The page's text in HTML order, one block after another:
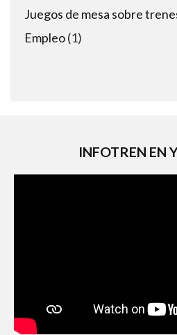
Juegos de mesa sobre
Empleo 11
INFOTREN EN